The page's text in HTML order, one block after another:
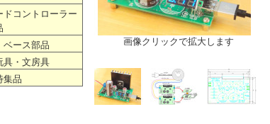
ドコントローラー
ベース部品
具・文房具
集品
画像クリックで拡大します